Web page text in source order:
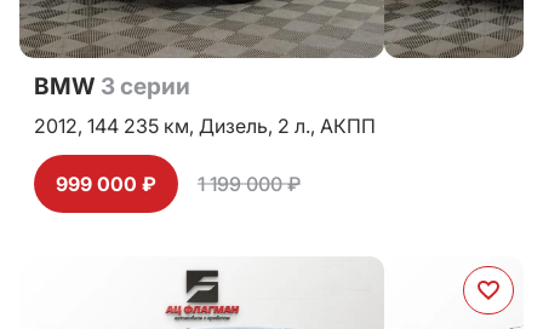
BMW 3 серии
2012, 144 235 км, Дизель, 2 л., АКПП
999 000 ₽ 1 199 000 ₽